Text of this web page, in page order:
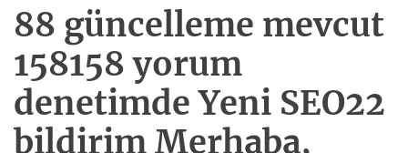
88 güncelleme mevcut
158158 yorum
denetimde Yeni SEO22
bildirim Merhaba,